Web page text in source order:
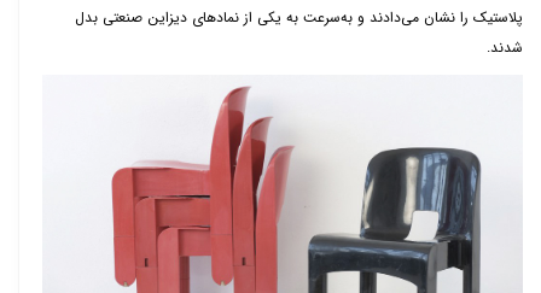
پلاستیک را نشان می‌دادند و به‌سرعت به یکی از نمادهای دیزاین صنعتی بدل
شدند.